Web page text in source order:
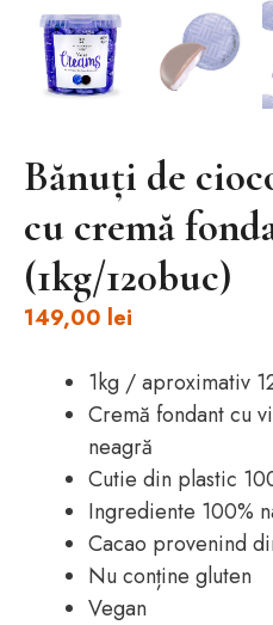
Bănuți de
cu cremă
(1kg/120buc)
149,00 lei
1kg / aproximativ
Cremă fondant cu
neagră
Cutie din plastic
Ingrediente 100%
Cacao provenind
Nu conține gluten
Vegan